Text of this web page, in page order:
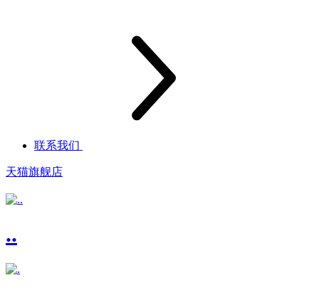
联系我们
天猫旗舰店
..